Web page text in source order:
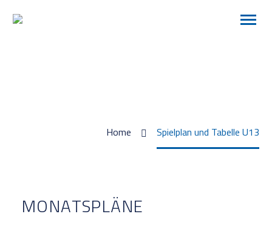
Home Spielplan und Tabelle U13
MONATSPLÄNE